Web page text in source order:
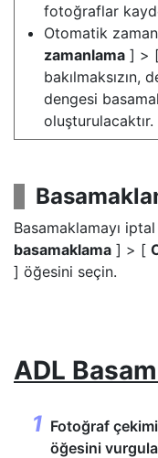
fotoğraflar
Otomatik
zamanlama ] >
bakılmaksızın,
dengesi
oluşturulacaktır.
Basamaklamayı
basamaklama ] > [
] öğesini seçin.
ADL
Fotoğraf
öğesini